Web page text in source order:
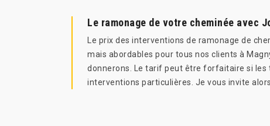
Le ramonage de votre cheminée avec
Le prix des interventions de ramonage de
mais abordables pour tous nos clients à
donnerons. Le tarif peut être forfaitaire si
interventions particulières. Je vous invite